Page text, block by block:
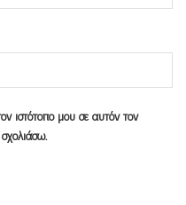
ιστότοπο μου σε αυτόν τον